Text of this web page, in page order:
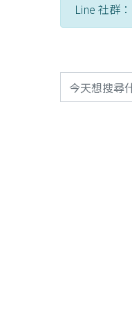
Line 社群：